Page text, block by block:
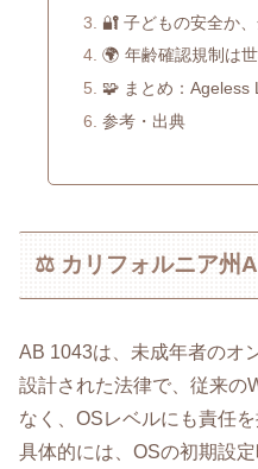
🔐 子どもの安全か
🌍 年齢確認規制は
🧩 まとめ：Ageless
参考・出典
⚖️ カリフォルニア州
AB 1043は、未成年者のオ
設計された法律で、従来の
なく、OSレベルにも責任
具体的には、OSの初期設